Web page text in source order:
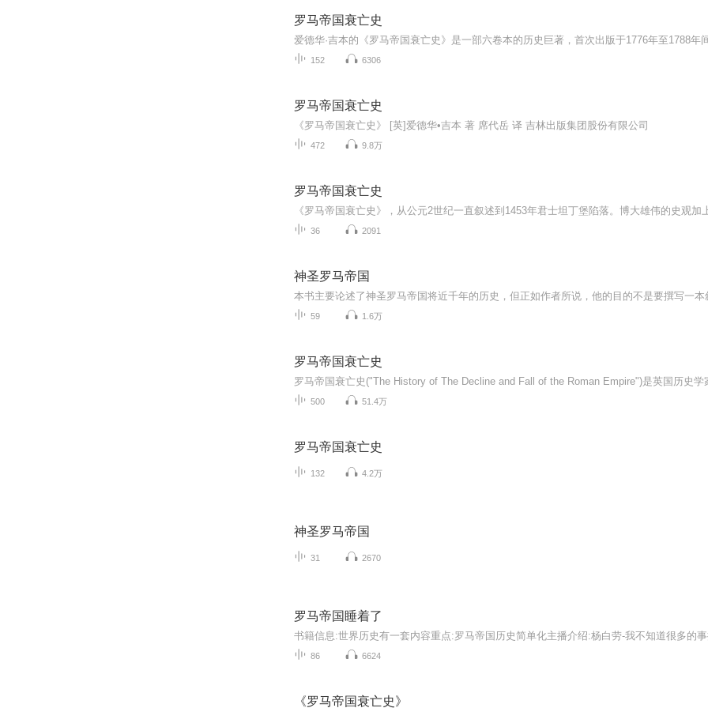
罗马帝国衰亡史
152 6306
罗马帝国衰亡史
《罗马帝国衰亡史》 [英]爱德华•吉本 著 席代岳 译 吉林出版集团股份有限公司
472 9.8万
罗马帝国衰亡史
36 2091
神圣罗马帝国
59 1.6万
罗马帝国衰亡史
500 51.4万
罗马帝国衰亡史
132 4.2万
神圣罗马帝国
31 2670
罗马帝国睡着了
书籍信息:世界历史有一套内容重点:罗马帝国历史简单化主播介绍:杨白劳-我不知道很多的
86 6624
《罗马帝国衰亡史》